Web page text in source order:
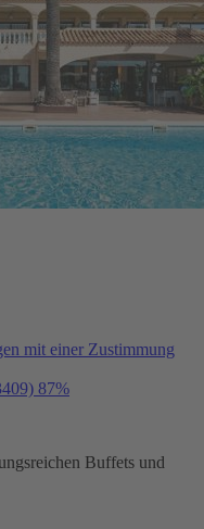
mit einer Zustimmung
87%
Buffets und